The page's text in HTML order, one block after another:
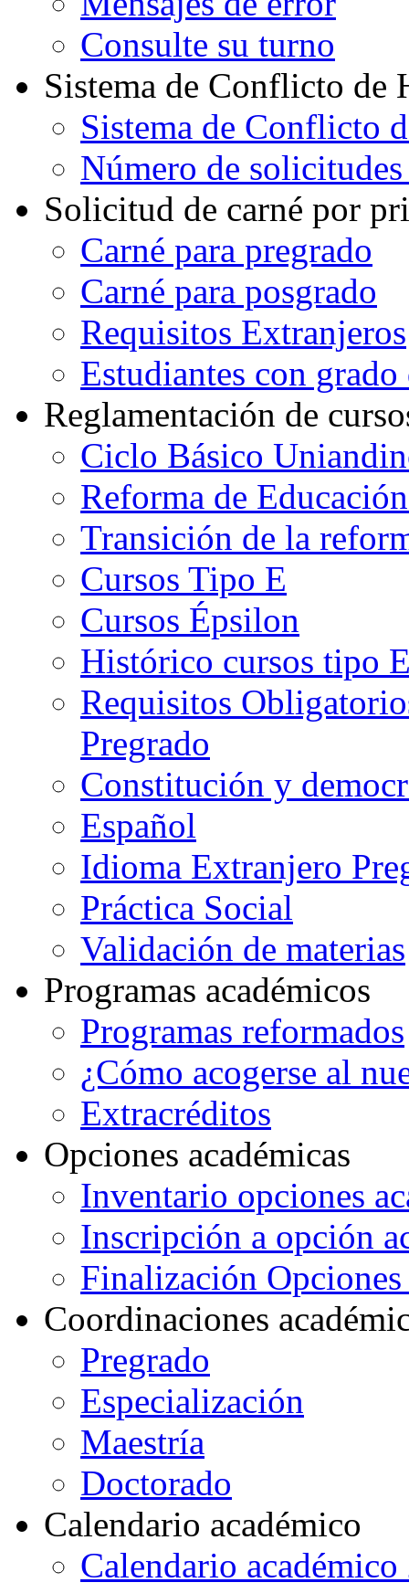
Consulte su turno
Sistema de Conflicto de
Sistema de Conflicto
Número de
Solicitud de carné por
Carné para pregrado
Carné para posgrado
Requisitos Extranjeros
Estudiantes con
Reglamentación de
Ciclo Básico
Reforma de
Transición de la
Cursos Tipo E
Cursos Épsilon
Histórico cursos tipo
Requisitos
Pregrado
Constitución y
Español
Idioma Extranjero
Práctica Social
Validación de materias
Programas académicos
Programas reformados
¿Cómo acogerse al
Extracréditos
Opciones académicas
Inventario opciones
Inscripción a opción
Finalización Opciones
Coordinaciones
Pregrado
Especialización
Maestría
Doctorado
Calendario académico
Calendario académico